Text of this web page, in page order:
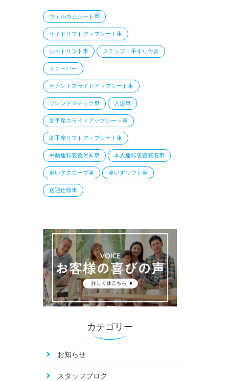
ウェルカムシート車
サイドリフトアップシート車
シートリフト車 ステップ・手すり付き
スローパー
セカンドスライドアップシート車
フレンドマチック車 入浴車
助手席スライドアップシート車
助手席リフトアップシート車
手動運転装置付き車 本人運転装置装着車
車いすスロープ車 車いすリフト車
送迎仕様車
カテゴリー
お知らせ
スタッフブログ